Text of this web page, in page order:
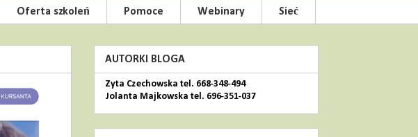
Oferta szkoleń Pomoce Webinary Sieć
AUTORKI BLOGA
Zyta Czechowska tel. 668-348-494
Jolanta Majkowska tel. 696-351-037